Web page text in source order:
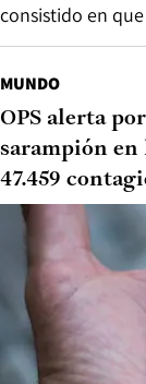
consistido en
MUNDO
OPS alerta
sarampión
47.459